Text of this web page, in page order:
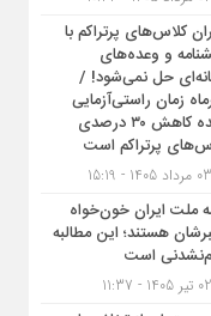
کلاس‌های پرتراکم با
و وعده‌های
حل نمی‌شود! /
زمان راستی‌آزمایی
وعده کاهش ۳۰ درصدی
پرتراکم است
ملت ایران خون‌خواه
هستند؛ این مطالبه
است